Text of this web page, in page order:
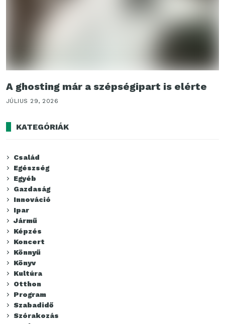
A ghosting már a szépségipart is elérte
JÚLIUS 29, 2026
KATEGÓRIÁK
Család
Egészség
Egyéb
Gazdaság
Innováció
Ipar
Jármű
Képzés
Koncert
Könnyű
Könyv
Kultúra
Otthon
Program
Szabadidő
Szórakozás